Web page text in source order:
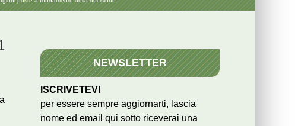
NEWSLETTER
ISCRIVETEVI
per essere sempre aggiornarti, lascia
nome ed email qui sotto riceverai una